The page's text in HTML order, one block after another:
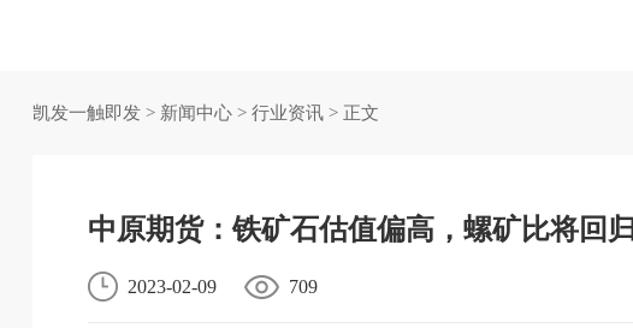
凯发一触即发> 新闻中心> 行业资讯> 正文
中原期货：铁矿石估值偏高，螺矿比将回归
2023-02-09 709